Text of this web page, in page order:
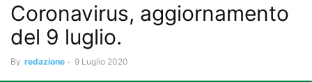
Coronavirus, aggiornamento
del 9 luglio.
By redazione - 9 Luglio 2020